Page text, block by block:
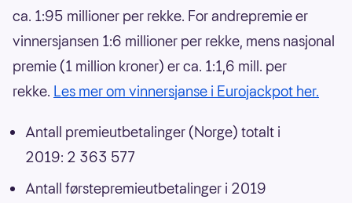
ca. 1:95 millioner per rekke. For andrepremie er
vinnersjansen 1:6 millioner per rekke, mens nasjonal
premie (1 million kroner) er ca. 1:1,6 mill. per
rekke. Les mer om vinnersjanse i Eurojackpot her.
Antall premieutbetalinger (Norge) totalt i
2019: 2 363 577
Antall førstepremieutbetalinger i 2019